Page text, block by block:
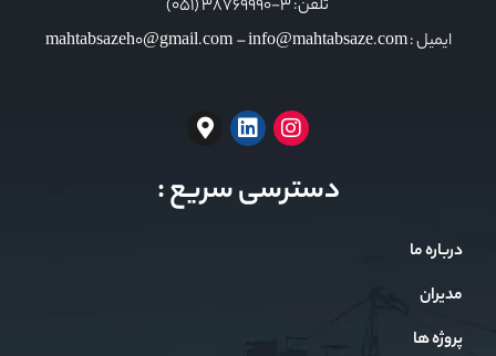
تلفن: 3-38769990 (051)
ایمیل : mahtabsazeh0@gmail.com – info@mahtabsaze.com
دسترسی سریع :
درباره ما
مدیران
پروژه ها